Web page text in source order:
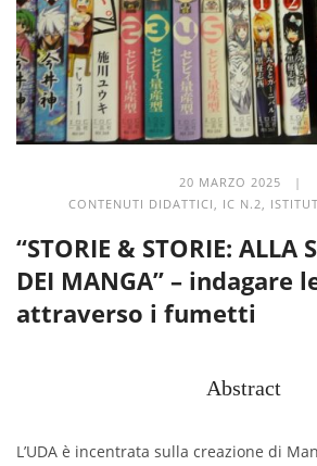
20 MARZO 2025 |
CONTENUTI DIDATTICI
IC N.2
“STORIE & STORIE: ALLA
DEI MANGA” – indagare
attraverso i fumetti
Abstract
L’UDA è incentrata sulla creazione di